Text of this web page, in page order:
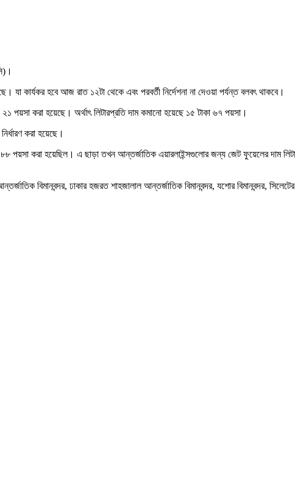
কার্যকর হবে আজ রাত ১২টা থেকে এবং পরবর্তী নির্দেশনা না দেওয়া পর্যন্ত বলবৎ থাকবে।
পয়সা করা হয়েছে। অর্থাৎ লিটারপ্রতি দাম কমানো হয়েছে ১৫ টাকা ৬৭ পয়সা।
করা হয়েছে।
করা হয়েছিল। এ ছাড়া তখন আন্তর্জাতিক এয়ারলাইন্সগুলোর জন্য জেট ফুয়েলের দাম
বিমানবন্দর, ঢাকার হজরত শাহজালাল আন্তর্জাতিক বিমানবন্দর, যশোর বিমানবন্দর, সিলেটের